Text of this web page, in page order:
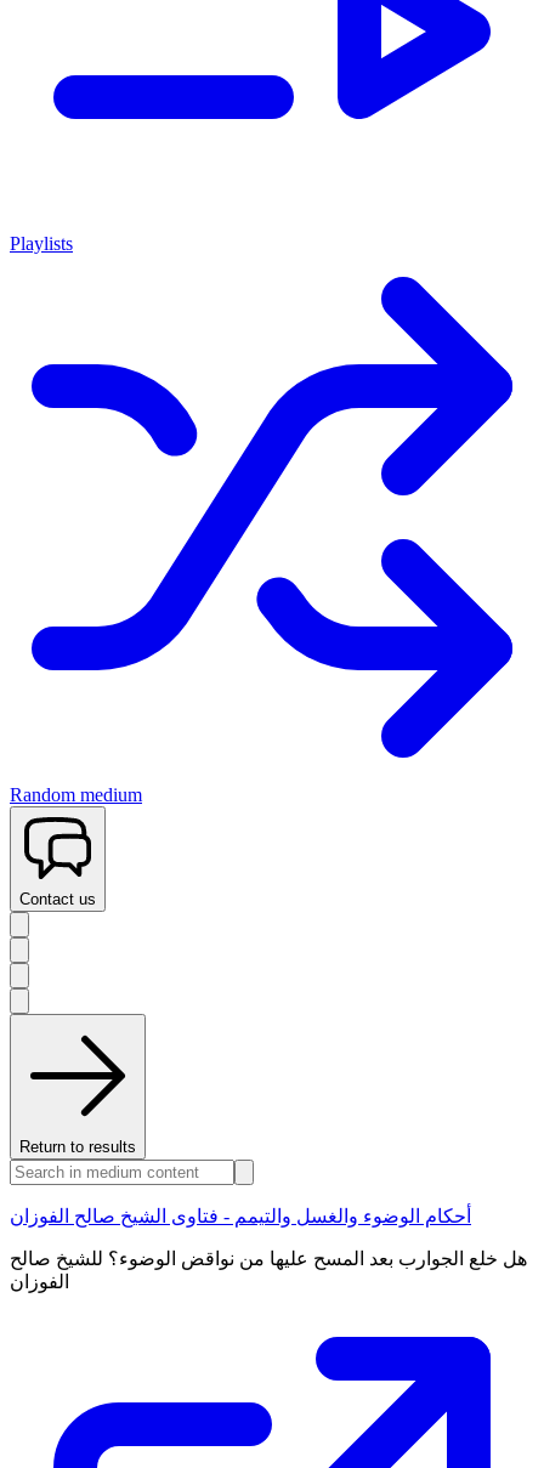
Playlists
Random medium
Contact us
Return to results
أحكام الوضوء والغسل والتيمم - فتاوى الشيخ صالح الفوزان
هل خلع الجوارب بعد المسح عليها من نواقض الوضوء؟ للشيخ صالح
الفوزان